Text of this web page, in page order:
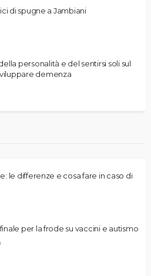
di spugne a Jambiani
personalità e del sentirsi soli sul
demenza
le differenze e cosa fare in caso di
per la frode su vaccini e autismo